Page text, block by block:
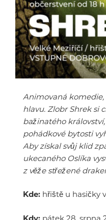
Animovaná
hlavu. Zlobr Shrek si
bažinatého
pohádkové bytosti
Aby získal svůj klid
ukecaného Oslíka
z věže střežené
Kde: hřiště u hasičky
Kdy: pátek 28. srpna